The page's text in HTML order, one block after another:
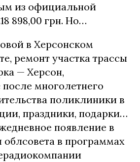
из официальной
898,00 грн. Но…
в Херсонском
ремонт участка трассы
— Херсон,
многолетнего
поликлиники в
праздники, подарки…
появление в
облсовета в программах